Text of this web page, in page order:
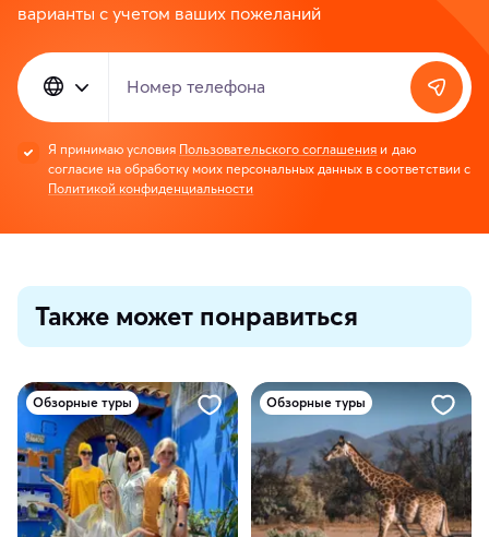
варианты с учетом ваших пожеланий
Номер телефона
Я принимаю условия Пользовательского соглашения и даю
согласие на обработку моих персональных данных в соответствии с
Политикой конфиденциальности
Также может понравиться
Обзорные туры Обзорные туры